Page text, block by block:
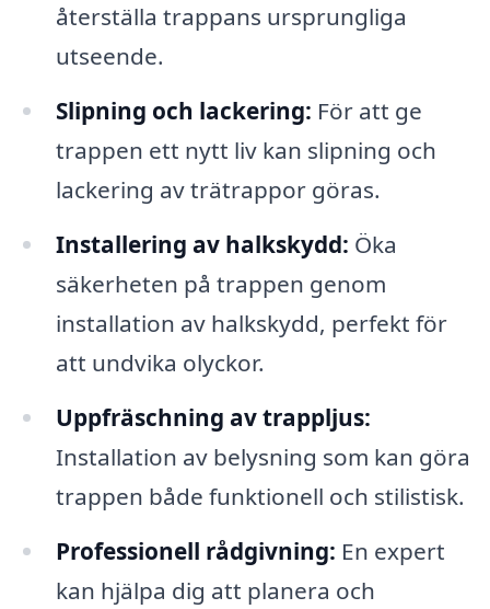
återställa trappans ursprungliga
utseende.
Slipning och lackering: För att ge
trappen ett nytt liv kan slipning och
lackering av trätrappor göras.
Installering av halkskydd: Öka
säkerheten på trappen genom
installation av halkskydd, perfekt för
att undvika olyckor.
Uppfräschning av trappljus:
Installation av belysning som kan göra
trappen både funktionell och stilistisk.
Professionell rådgivning: En expert
kan hjälpa dig att planera och